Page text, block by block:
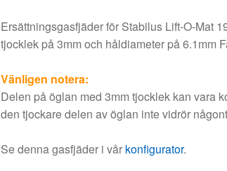
Ersättningsgasfjäder för Stabilus Lift-O-Mat
tjocklek på 3mm och håldiameter på 6.1mm
Vänligen notera:
Delen på öglan med 3mm tjocklek kan vara
den tjockare delen av öglan inte vidrör
Se denna gasfjäder i vår konfigurator.